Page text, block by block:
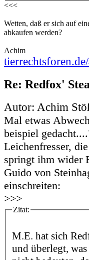
<<<
Wetten, daß er sich auf
abkaufen werden?
Achim
Re: Redfox'
Autor: Achim
Mal etwas
beispiel
Leichenfresser,
springt ihm wider
Guido von
einschreiten:
>>>
Zitat:
M.E. hat sich
und überlegt,